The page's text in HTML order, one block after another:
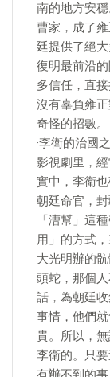
南的地方安
曹家，成了
廷提供了絕
復明最前沿
多信任，直
沒有辜負雍
奇怪的招數。
·李衛的治國
影視劇里，
實中，李衛
朝廷命官，
「漕幫」這
用」的方式
大光明辦的
頭蛇，那個
話，為朝廷
事情，他們
貴。所以，
李衛的。只